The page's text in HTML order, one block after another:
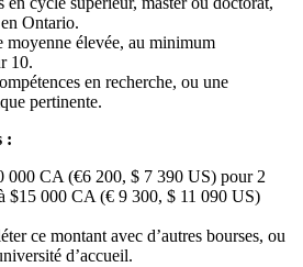
Ontario.
moyenne élevée, au minimum
10.
en recherche, ou une
pertinente.
:
000 CA (€6 200, $ 7 390 US) pour 2
$15 000 CA (€ 9 300, $ 11 090 US)
ce montant avec d’autres bourses, ou
d’accueil.